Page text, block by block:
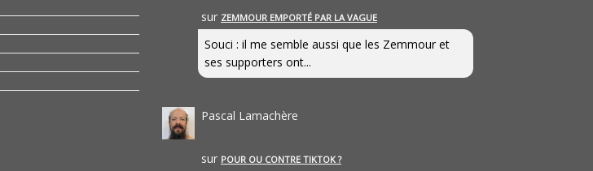
sur ZEMMOUR EMPORTÉ PAR LA VAGUE
Souci : il me semble aussi que les Zemmour et
ses supporters ont...
Pascal Lamachère
sur POUR OU CONTRE TIKTOK ?